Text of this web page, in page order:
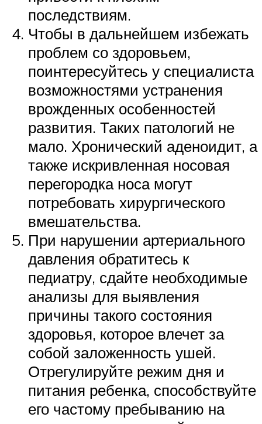
последствиям.
Чтобы в дальнейшем избежать
проблем со здоровьем,
поинтересуйтесь у специалиста
возможностями устранения
врожденных особенностей
развития. Таких патологий не
мало. Хронический аденоидит, а
также искривленная носовая
перегородка носа могут
потребовать хирургического
вмешательства.
При нарушении артериального
давления обратитесь к
педиатру, сдайте необходимые
анализы для выявления
причины такого состояния
здоровья, которое влечет за
собой заложенность ушей.
Отрегулируйте режим дня и
питания ребенка, способствуйте
его частому пребыванию на